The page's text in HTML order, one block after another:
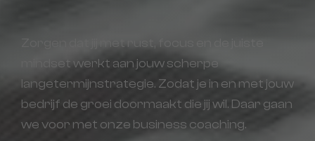
mindset werkt aan jouw scherpe
langetermijnstrategie. Zodat je in en met jouw
bedrijf de groei doormaakt die jij wil. Daar gaan
we voor met onze business coaching.